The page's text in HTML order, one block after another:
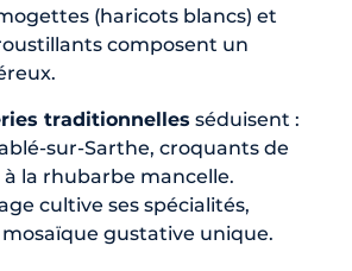
(haricots blancs) et
composent un
traditionnelles séduisent :
sur-Sarthe, croquants de
la rhubarbe mancelle.
cultive ses spécialités,
gustative unique.